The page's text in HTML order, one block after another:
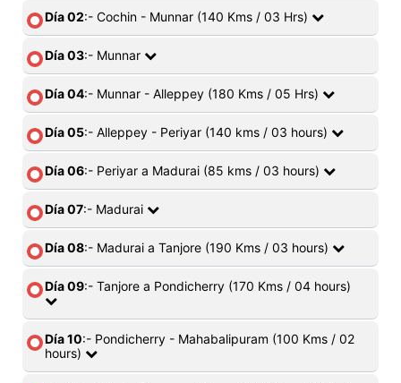
Día 02:- Cochin - Munnar (140 Kms / 03 Hrs)
Día 03:- Munnar
Día 04:- Munnar - Alleppey (180 Kms / 05 Hrs)
Día 05:- Alleppey - Periyar (140 kms / 03 hours)
Día 06:- Periyar a Madurai (85 kms / 03 hours)
Día 07:- Madurai
Día 08:- Madurai a Tanjore (190 Kms / 03 hours)
Día 09:- Tanjore a Pondicherry (170 Kms / 04 hours)
Día 10:- Pondicherry - Mahabalipuram (100 Kms / 02
hours)